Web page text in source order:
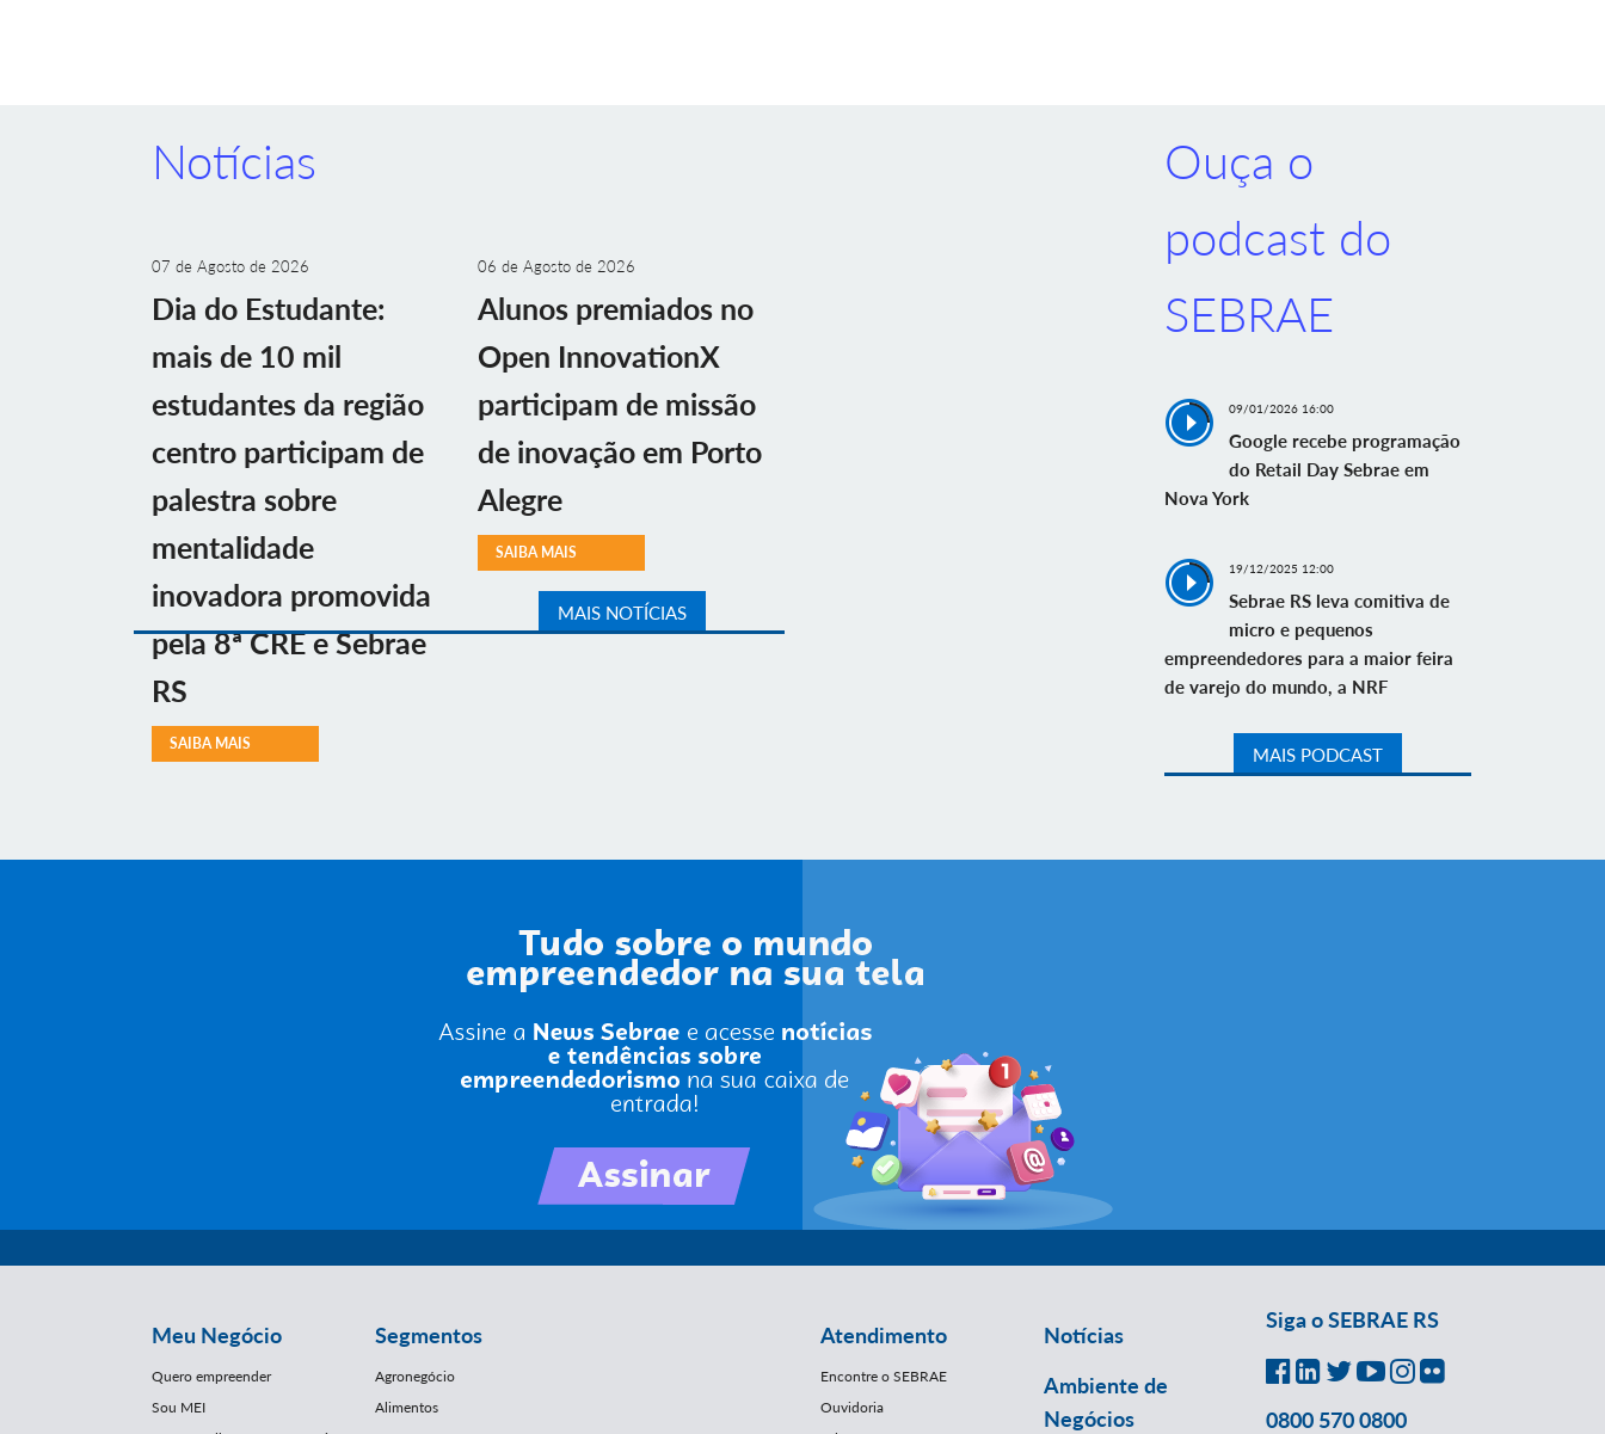
Notícias
07 de Agosto de 2026
Dia do Estudante:
mais de 10 mil
estudantes da região
centro participam de
palestra sobre
mentalidade
inovadora promovida
pela 8ª CRE e Sebrae
RS
SAIBA MAIS
06 de Agosto de 2026
Alunos premiados no
Open InnovationX
participam de missão
de inovação em Porto
Alegre
SAIBA MAIS
MAIS NOTÍCIAS
Ouça o
podcast do
SEBRAE
09/01/2026 16:00
Google recebe programação
do Retail Day Sebrae em
Nova York
19/12/2025 12:00
Sebrae RS leva comitiva de
micro e pequenos
empreendedores para a maior feira
de varejo do mundo, a NRF
MAIS PODCAST
Meu Negócio
Quero empreender
Sou MEI
Segmentos
Agronegócio
Alimentos
Atendimento
Encontre o SEBRAE
Ouvidoria
Notícias
Ambiente de
Negócios
Siga o SEBRAE RS
0800 570 0800